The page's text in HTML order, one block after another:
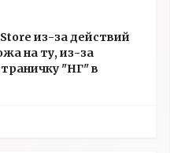
из-за действий
на ту, из-за
"НГ" в